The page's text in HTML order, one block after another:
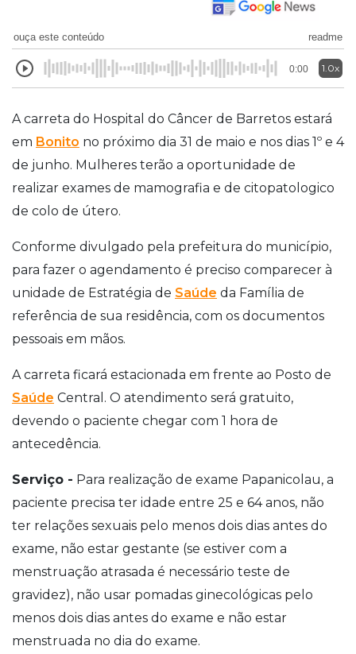
ouça este conteúdo readme
0:00 1.0x
A carreta do Hospital do Câncer de Barretos estará
em Bonito no próximo dia 31 de maio e nos dias 1º e 4
de junho. Mulheres terão a oportunidade de
realizar exames de mamografia e de citopatologico
de colo de útero.
Conforme divulgado pela prefeitura do município,
para fazer o agendamento é preciso comparecer à
unidade de Estratégia de Saúde da Família de
referência de sua residência, com os documentos
pessoais em mãos.
A carreta ficará estacionada em frente ao Posto de
Saúde Central. O atendimento será gratuito,
devendo o paciente chegar com 1 hora de
antecedência.
Serviço - Para realização de exame Papanicolau, a
paciente precisa ter idade entre 25 e 64 anos, não
ter relações sexuais pelo menos dois dias antes do
exame, não estar gestante (se estiver com a
menstruação atrasada é necessário teste de
gravidez), não usar pomadas ginecológicas pelo
menos dois dias antes do exame e não estar
menstruada no dia do exame.